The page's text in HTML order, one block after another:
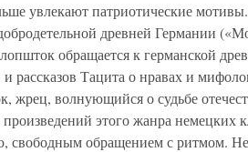
увлекают патриотические
древней Германии
обращается к германской
рассказов Тацита о нравах и
жрец, волнующийся о судьбе
этого жанра немецких
свободным обращением с ритмом.